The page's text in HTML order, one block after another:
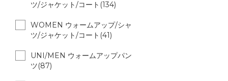
ツ/ジャケット/コート(134)
WOMEN ウォームアップ/シャ
ツ/ジャケット/コート(41)
UNI/MEN ウォームアップパン
ツ(87)